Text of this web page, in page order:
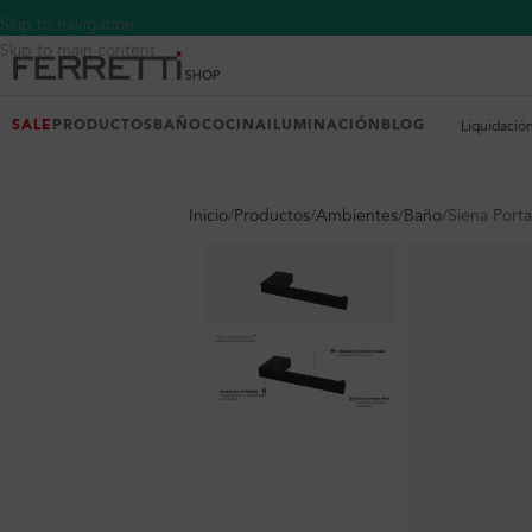
Skip to navigation
Skip to main content
SALE PRODUCTOS BAÑOCOCINA ILUMINACIÓN BLOG Liquidación
Inicio Productos Ambientes Baño Siena